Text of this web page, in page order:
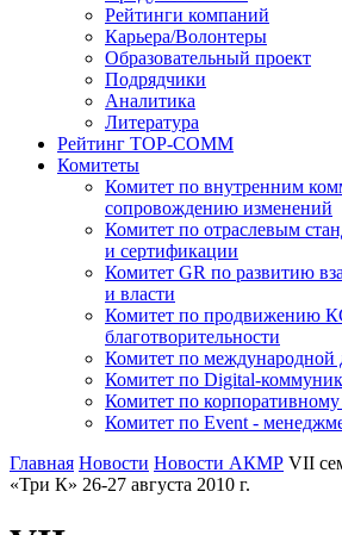
Рейтинги компаний
Карьера/Волонтеры
Образовательный проект
Подрядчики
Аналитика
Литература
Рейтинг TOP-COMM
Комитеты
Комитет по внутренним
сопровождению изменений
Комитет по отраслевым
и сертификации
Комитет GR по развитию
и власти
Комитет по продвижению
благотворительности
Комитет по международной
Комитет по Digital-
Комитет по
Комитет по Event -
Главная Новости Новости АКМР VII
«Три К» 26-27 августа 2010 г.